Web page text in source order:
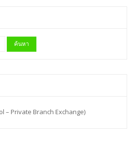
– Private Branch Exchange)